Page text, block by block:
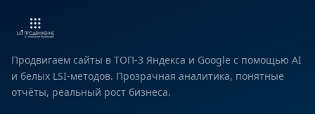
Продвигаем сайты в ТОП-3 Яндекса и Google с помощью AI
и белых LSI-методов. Прозрачная аналитика, понятные
отчёты, реальный рост бизнеса.